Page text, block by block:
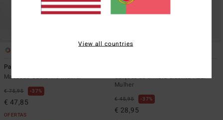
Pacific Time
Macacão Castanho mulher
€ 75,95 37%
€ 47,85
OFERTAS
Calções de cintura elástica Azul
Mulher
€ 45,95 37%
€ 28,95
View all countries